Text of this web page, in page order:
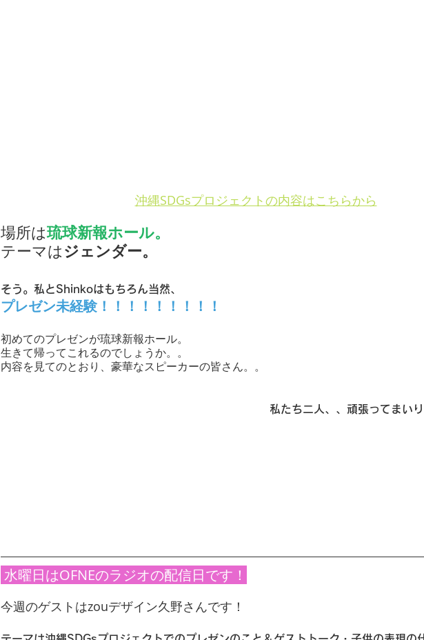
沖縄SDGsプロジェクトの内容はこちらから
場所は琉球新報ホール。
テーマはジェンダー。
そう。私とShinkoはもちろん当然、
プレゼン未経験！！！！！！！！！
初めてのプレゼンが琉球新報ホール。
生きて帰ってこれるのでしょうか。。
内容を見てのとおり、豪華なスピーカーの皆さん。。
私たち二人、、頑張ってまい
水曜日はOFNEのラジオの配信日です！
今週のゲストはzouデザイン久野さんです！